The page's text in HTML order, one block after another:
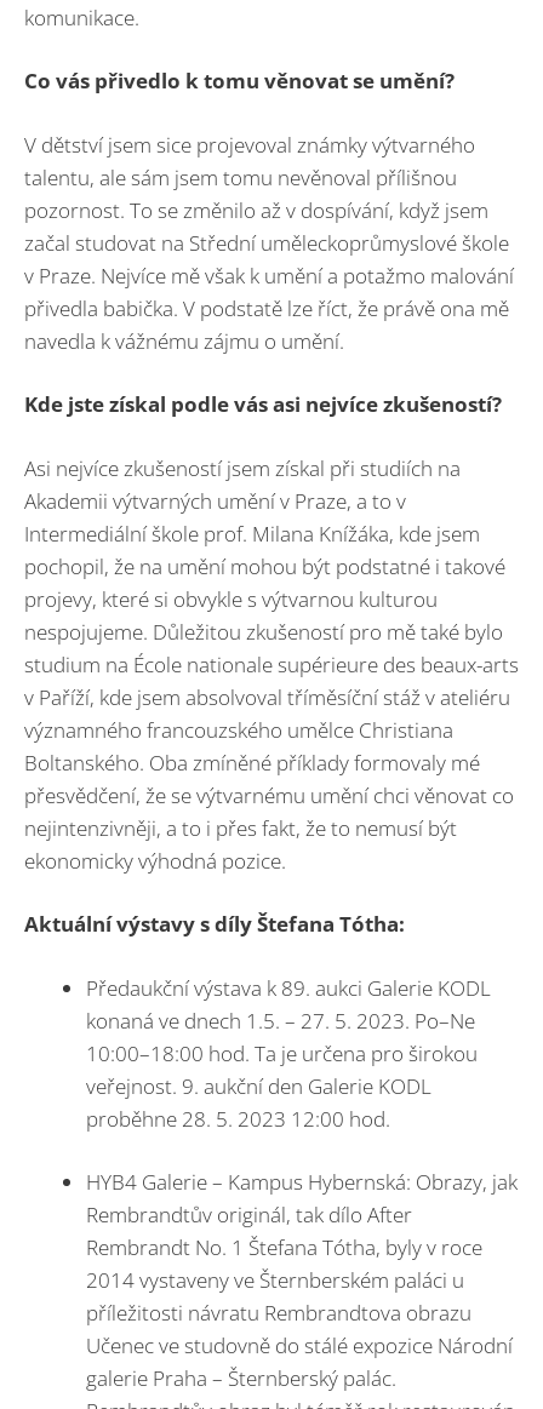
komunikace.
Co vás přivedlo k tomu věnovat se umění?
V dětství jsem sice projevoval známky výtvarného
talentu, ale sám jsem tomu nevěnoval přílišnou
pozornost. To se změnilo až v dospívání, když jsem
začal studovat na Střední uměleckoprůmyslové škole
v Praze. Nejvíce mě však k umění a potažmo malování
přivedla babička. V podstatě lze říct, že právě ona mě
navedla k vážnému zájmu o umění.
Kde jste získal podle vás asi nejvíce zkušeností?
Asi nejvíce zkušeností jsem získal při studiích na
Akademii výtvarných umění v Praze, a to v
Intermediální škole prof. Milana Knížáka, kde jsem
pochopil, že na umění mohou být podstatné i takové
projevy, které si obvykle s výtvarnou kulturou
nespojujeme. Důležitou zkušeností pro mě také bylo
studium na École nationale supérieure des beaux-arts
v Paříží, kde jsem absolvoval tříměsíční stáž v ateliéru
významného francouzského umělce Christiana
Boltanského. Oba zmíněné příklady formovaly mé
přesvědčení, že se výtvarnému umění chci věnovat co
nejintenzivněji, a to i přes fakt, že to nemusí být
ekonomicky výhodná pozice.
Aktuální výstavy s díly Štefana Tótha:
Předaukční výstava k 89. aukci Galerie KODL
konaná ve dnech 1.5. – 27. 5. 2023. Po–⁠Ne
10:00–18:00 hod. Ta je určena pro širokou
veřejnost. 9. aukční den Galerie KODL
proběhne 28. 5. 2023 12:00 hod.
HYB4 Galerie – Kampus Hybernská: Obrazy, jak
Rembrandtův originál, tak dílo After
Rembrandt No. 1 Štefana Tótha, byly v roce
2014 vystaveny ve Šternberském paláci u
příležitosti návratu Rembrandtova obrazu
Učenec ve studovně do stálé expozice Národní
galerie Praha – Šternberský palác.